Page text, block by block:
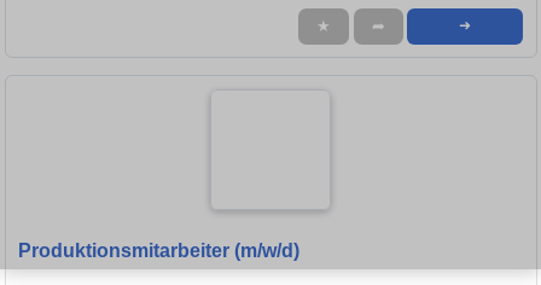
★ ➦ ➜
Produktionsmitarbeiter (m/w/d)